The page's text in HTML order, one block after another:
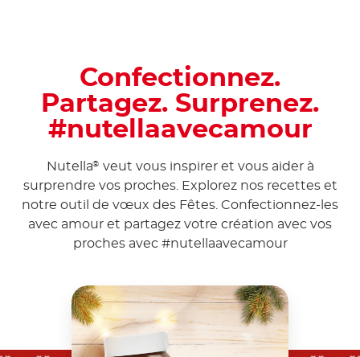
Confectionnez.
Partagez. Surprenez.
#nutellaavecamour
Nutella® veut vous inspirer et vous aider à
surprendre vos proches. Explorez nos recettes et
notre outil de vœux des Fêtes. Confectionnez-les
avec amour et partagez votre création avec vos
proches avec #nutellaavecamour